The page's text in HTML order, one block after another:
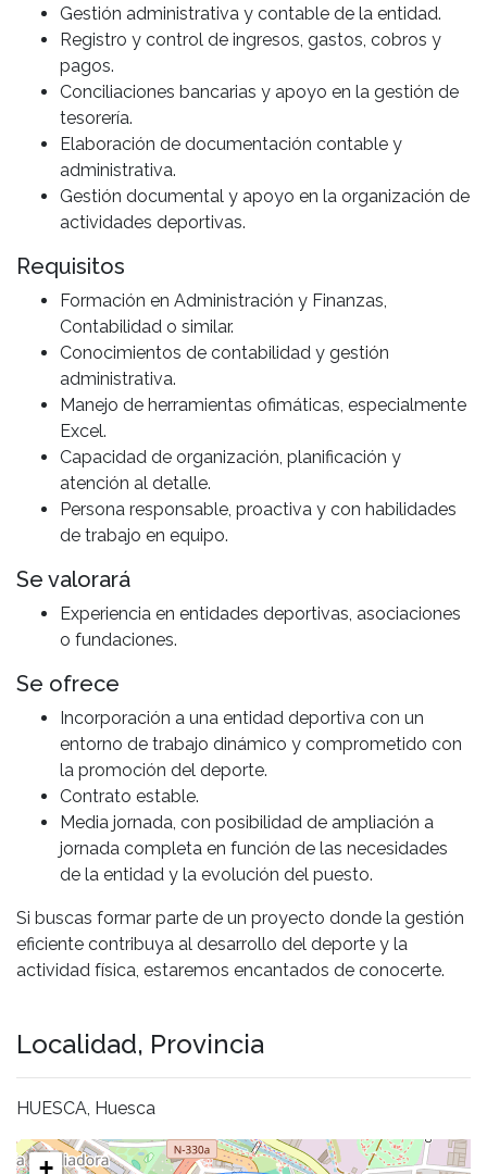
Gestión administrativa y contable de la entidad.
Registro y control de ingresos, gastos, cobros y
pagos.
Conciliaciones bancarias y apoyo en la gestión de
tesorería.
Elaboración de documentación contable y
administrativa.
Gestión documental y apoyo en la organización de
actividades deportivas.
Requisitos
Formación en Administración y Finanzas,
Contabilidad o similar.
Conocimientos de contabilidad y gestión
administrativa.
Manejo de herramientas ofimáticas, especialmente
Excel.
Capacidad de organización, planificación y
atención al detalle.
Persona responsable, proactiva y con habilidades
de trabajo en equipo.
Se valorará
Experiencia en entidades deportivas, asociaciones
o fundaciones.
Se ofrece
Incorporación a una entidad deportiva con un
entorno de trabajo dinámico y comprometido con
la promoción del deporte.
Contrato estable.
Media jornada, con posibilidad de ampliación a
jornada completa en función de las necesidades
de la entidad y la evolución del puesto.
Si buscas formar parte de un proyecto donde la gestión
eficiente contribuya al desarrollo del deporte y la
actividad física, estaremos encantados de conocerte.
Localidad, Provincia
HUESCA, Huesca
+